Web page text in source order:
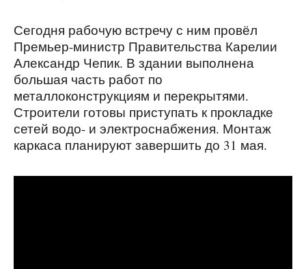
Сегодня рабочую встречу с ним провёл
Премьер-министр Правительства Карелии
Александр Чепик. В здании выполнена
большая часть работ по
металлоконструкциям и перекрытями.
Строители готовы приступать к прокладке
сетей водо- и электроснабжения. Монтаж
каркаса планируют завершить до 31 мая.